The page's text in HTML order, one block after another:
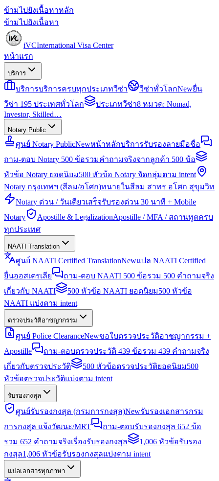
ข้ามไปยังเนื้อหาหลัก
ข้ามไปยังเนื้อหา
iVCInternational Visa Center
หน้าแรก
บริการ
บริการบริการครบทุกประเภทวีซ่า วีซ่าทั่วโลกNewยื่น
วีซ่า 195 ประเทศทั่วโลก
ประเภทวีซ่า8 หมวด: Nomad,
Investor, Skilled…
Notary Public
ศูนย์ Notary PublicNewหน้าหลักบริการรับรองลายมือชื่อ
ถาม-ตอบ Notary 500 ข้อรวมคำถามจริงจากลูกค้า 500 ข้อ
หัวข้อ Notary ยอดนิยม500 หัวข้อ Notary จัดกลุ่มตาม intent
Notary กรุงเทพฯ (สีลม/อโศก)ทนายในสีลม สาทร อโศก สุขุมวิท
Notary ด่วน / วันเดียวเสร็จรับรองด่วน 30 นาที + Mobile
Notary
Apostille & LegalizationApostille / MFA / สถานทูตครบ
ทุกประเทศ
NAATI Translation
ศูนย์ NAATI Certified TranslationNewแปล NAATI Certified
ยื่นออสเตรเลีย
ถาม-ตอบ NAATI 500 ข้อรวม 500 คำถามจริง
เกี่ยวกับ NAATI
500 หัวข้อ NAATI ยอดนิยม500 หัวข้อ
NAATI แบ่งตาม intent
ตรวจประวัติอาชญากรรม
ศูนย์ Police ClearanceNewขอใบตรวจประวัติอาชญากรรม +
Apostille
ถาม-ตอบตรวจประวัติ 439 ข้อรวม 439 คำถามจริง
เกี่ยวกับตรวจประวัติ
500 หัวข้อตรวจประวัติยอดนิยม500
หัวข้อตรวจประวัติแบ่งตาม intent
รับรองกงสุล
ศูนย์รับรองกงสุล (กรมการกงสุล)Newรับรองเอกสารกรม
การกงสุล แจ้งวัฒนะ/MRT
ถาม-ตอบรับรองกงสุล 652 ข้อ
รวม 652 คำถามจริงเรื่องรับรองกงสุล
1,006 หัวข้อรับรอง
กงสุล1,006 หัวข้อรับรองกงสุลแบ่งตาม intent
แปลเอกสารทุกภาษา